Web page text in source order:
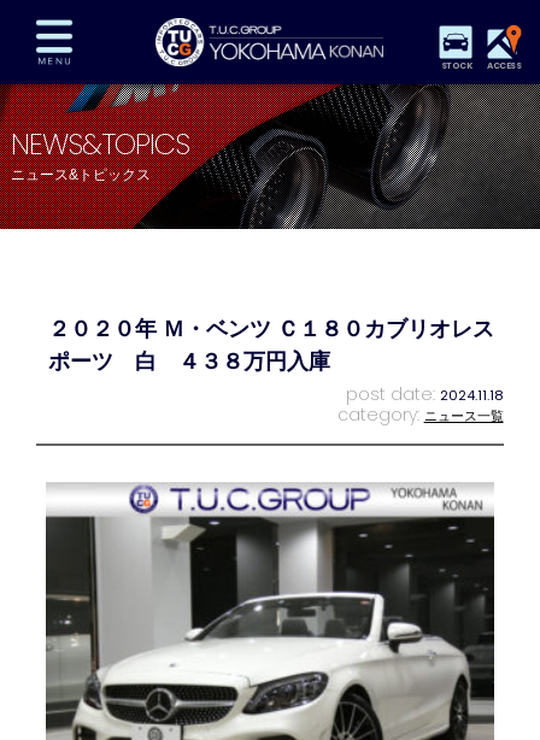
STOCK ACCESS
在庫車両情報 保証&サービス パーツリスト
TUCとは？ 店舗情報 アクセスマップ
全国納車 特別作業 注文販売
プライバシーポリシー スタッフblog
NEWS&TOPICS
ニュース&トピックス
２０２０年 Ｍ・ベンツ Ｃ１８０カブリオレス
ポーツ 白 ４３８万円入庫
post date: 2024.11.18
category: ニュース一覧